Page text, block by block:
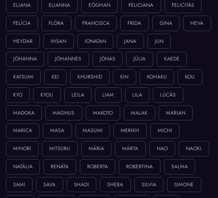
ELIANA ELIANNA EÓGHAN FELICIANA FELICITÁS
FELÍCIA FLÓRA FRANCISCA FRIDA GINA HEVA
HEYDAR IHSAN IONATAN JANA JUN
JÓHANNA JÓHANNES JÓNAS JÚLIA KAEDE
KATSUMI KEI KHURSHID KIN KOHAKU KOU
KYO KYOU LEILA LIAM LILA LÚCÁS
MADOKA MAGNUS MAKOTO MALAK MARIAN
MARICA MASA MASUMI MERIKH MICHI
MINORI MITSURU MÁRIA MÁRTA NAO NAOKI
NATÁLIA RENÁTA ROBERTA ROBERTINA SALMA
SAMI SAVA SHADI SHEBA SILVIA SIMONE